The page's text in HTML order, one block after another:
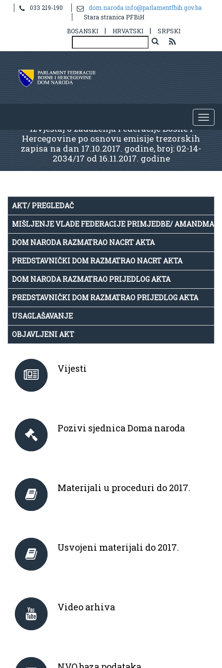
033 219-190
dom.naroda.info@parlamentfbih.gov.ba
Stara stranica PFBiH
BOSANSKI
| HRVATSKI | SRPSKI
Izvještaj o zaduženju Federacije Bosne i
Hercegovine po osnovu emisije trezorskih
zapisa na dan 17.10.2017. godine, broj: 02-14-
2034/17 od 16.11.2017. godine
AKT/ PREGLEDAČ
MIŠLJENJE VLADE FEDERACIJE PRIMJEDBE/
DOM NARODA RAZMATRAO NACRT AKTA
PREDSTAVNIČKI DOM RAZMATRAO NACRT AKTA
DOM NARODA RAZMATRAO PRIJEDLOG AKTA
PREDSTAVNIČKI DOM RAZMATRAO PRIJEDLOG AKTA
USAGLAŠAVANJE
OBJAVLJENI AKT
Vijesti
Pozivi sjednica Doma naroda
Materijali u proceduri do 2017.
Usvojeni materijali do 2017.
Video arhiva